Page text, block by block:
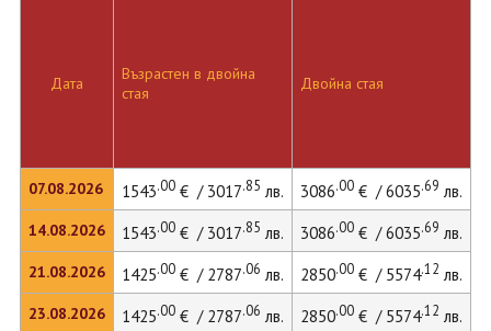
Дата
07.08.2026
14.08.2026
21.08.2026
23.08.2026
Възрастен в двойна
стая
Двойна стая
1543.00€ / 3017.85 лв. 3086.00€ / 6035.69 лв.
1543.00€ / 3017.85 лв. 3086.00€ / 6035.69 лв.
1425.00€ / 2787.06 лв. 2850.00€ / 5574.12 лв.
1425.00€ / 2787.06 лв. 2850.00€ / 5574.12 лв.